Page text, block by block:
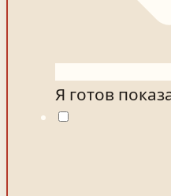
Я готов